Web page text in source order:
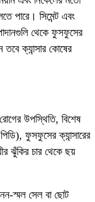
পারে। সিমেন্ট এবং
থেকে ফুসফুসের
তবে ক্যান্সার কোষের
উপস্থিতি, বিশেষ
ফুসফুসের ক্যান্সারের
ঝুঁকির চার থেকে ছয়
নন-স্মল সেল বা ছোট